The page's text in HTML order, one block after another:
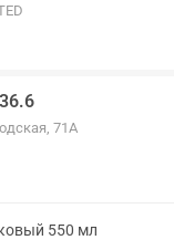
71А
550 мл